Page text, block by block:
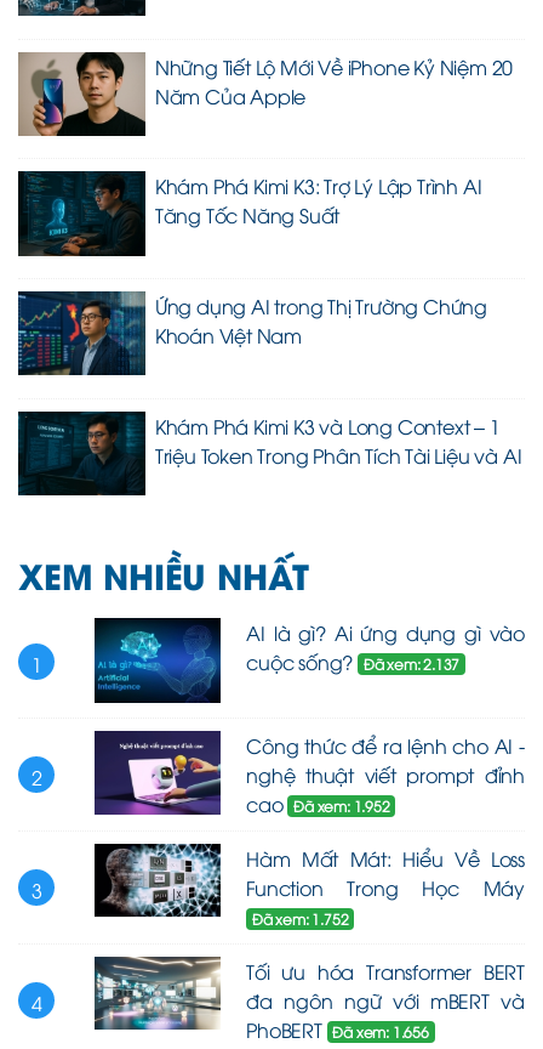
Những Tiết Lộ Mới Về iPhone Kỷ Niệm 20
Năm Của Apple
Khám Phá Kimi K3: Trợ Lý Lập Trình AI
Tăng Tốc Năng Suất
Ứng dụng AI trong Thị Trường Chứng
Khoán Việt Nam
Khám Phá Kimi K3 và Long Context – 1
Triệu Token Trong Phân Tích Tài Liệu và AI
XEM NHIỀU NHẤT
1
AI là gì? Ai ứng dụng gì vào
cuộc sống? Đã xem: 2.137
2
Công thức để ra lệnh cho AI -
nghệ thuật viết prompt đỉnh
cao Đã xem: 1.952
3
Hàm Mất Mát: Hiểu Về Loss
Function Trong Học Máy
Đã xem: 1.752
4
Tối ưu hóa Transformer BERT
đa ngôn ngữ với mBERT và
PhoBERT Đã xem: 1.656